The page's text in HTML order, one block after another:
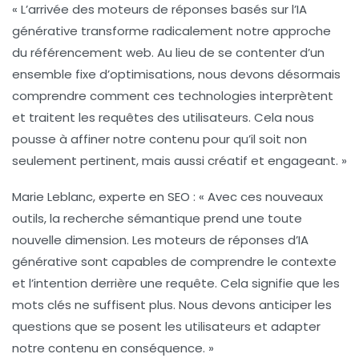
« L’arrivée des moteurs de réponses basés sur l’IA
générative transforme radicalement notre approche
du référencement web. Au lieu de se contenter d’un
ensemble fixe d’optimisations, nous devons désormais
comprendre comment ces technologies interprètent
et traitent les requêtes des utilisateurs. Cela nous
pousse à affiner notre contenu pour qu’il soit non
seulement pertinent, mais aussi créatif et engageant. »
Marie Leblanc, experte en SEO : « Avec ces nouveaux
outils, la recherche sémantique prend une toute
nouvelle dimension. Les moteurs de réponses d’IA
générative sont capables de comprendre le contexte
et l’intention derrière une requête. Cela signifie que les
mots clés ne suffisent plus. Nous devons anticiper les
questions que se posent les utilisateurs et adapter
notre contenu en conséquence. »